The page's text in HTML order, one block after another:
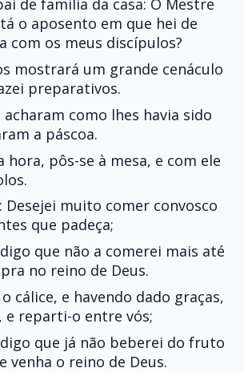
de família da casa: O Mestre
o aposento em que hei de
com os meus discípulos?
mostrará um grande cenáculo
preparativos.
acharam como lhes havia sido
a páscoa.
hora, pôs-se à mesa, e com ele
Desejei muito comer convosco
que padeça;
que não a comerei mais até
no reino de Deus.
cálice, e havendo dado graças,
e reparti-o entre vós;
que já não beberei do fruto
venha o reino de Deus.